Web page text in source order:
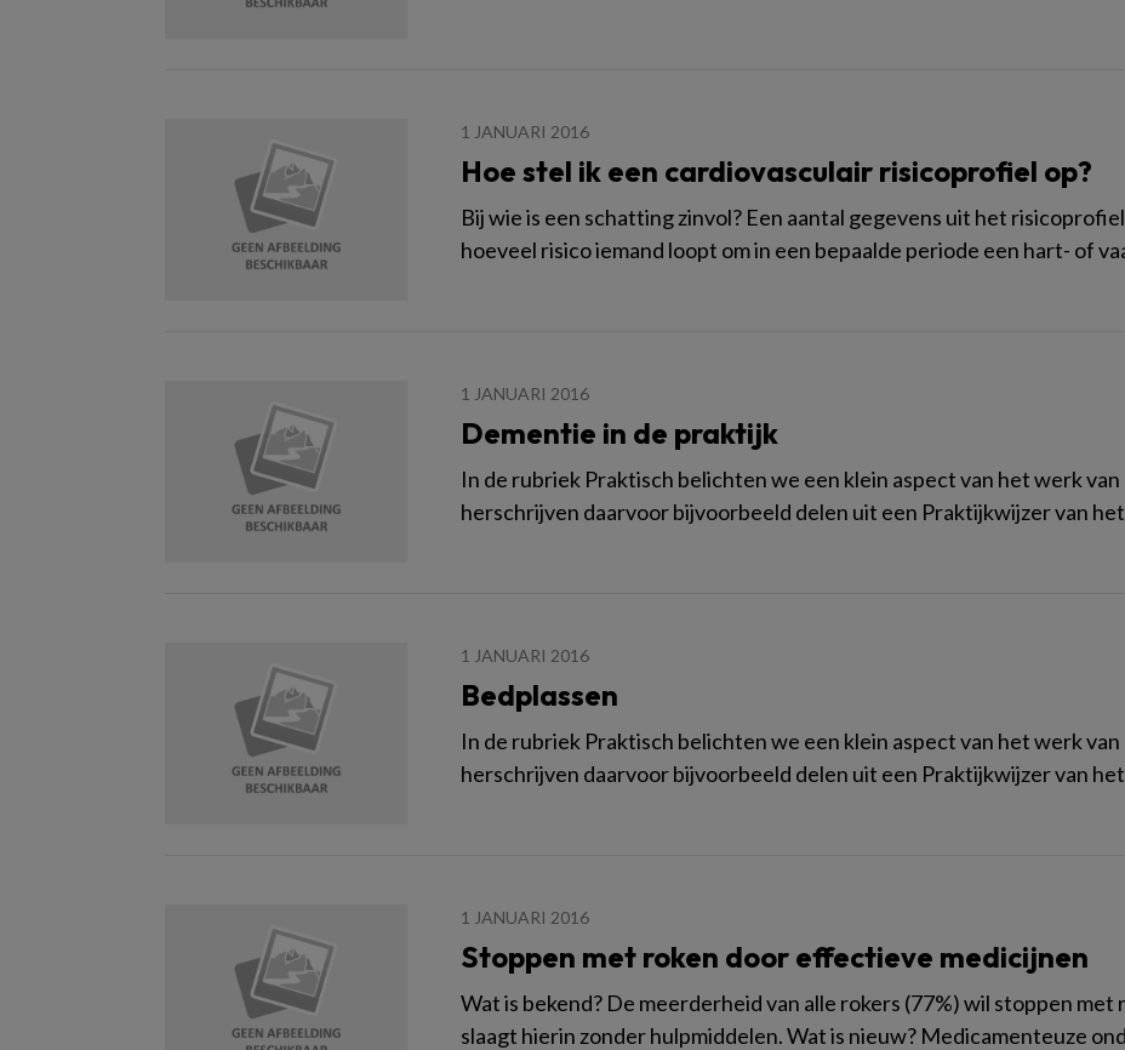
1 JANUARI 2016
Hoe stel ik een cardiovasculair risicoprofiel op?
Bij wie is een schatting zinvol? Een aantal gegevens uit het
hoeveel risico iemand loopt om in een bepaalde periode een hart- of
1 JANUARI 2016
Dementie in de praktijk
In de rubriek Praktisch belichten we een klein aspect van het werk
herschrijven daarvoor bijvoorbeeld delen uit een Praktijkwijzer van
1 JANUARI 2016
Bedplassen
In de rubriek Praktisch belichten we een klein aspect van het werk
herschrijven daarvoor bijvoorbeeld delen uit een Praktijkwijzer van
1 JANUARI 2016
Stoppen met roken door effectieve medicijnen
Wat is bekend? De meerderheid van alle rokers (77%) wil stoppen met
slaagt hierin zonder hulpmiddelen. Wat is nieuw? Medicamenteuze